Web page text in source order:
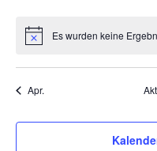
HinweisEs wurden keine
Apr.